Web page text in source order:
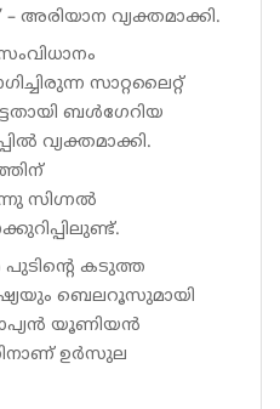
– അരിയാന വ്യക്തമാക്കി.
സാറ്റലൈറ്റ്
ബൾഗേറിയ
വ്യക്തമാക്കി.
സിഗ്നൽ
പുടിന്റെ കടുത്ത
ബെലറൂസുമായി
യൂണിയന്‍
ഉര്‍സുല